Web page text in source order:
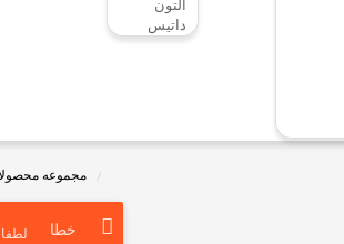
آلتون
داتیس
مجموعه
خطا لطفا